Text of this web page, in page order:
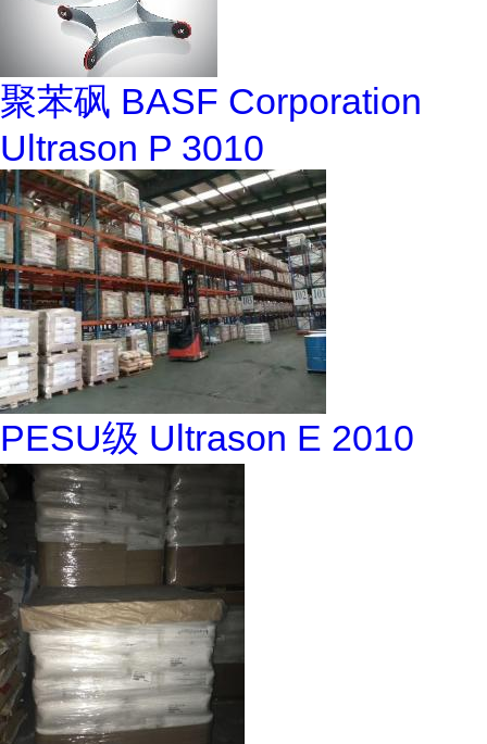
聚苯砜 BASF Corporation
Ultrason P 3010
PESU级 Ultrason E 2010